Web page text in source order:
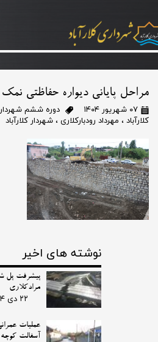
مراحل پایانی دیواره حفاظتی
۰۷ شهریور ۱۴۰۴
دوره ششم
کلارآباد ، مهرداد رودبارکلاری ، شهردار کلارآباد
نوشته های اخیر
پیشرفت پل
مرادکلاری
۲۲ دی ۰۴
عملیات
آسفالت